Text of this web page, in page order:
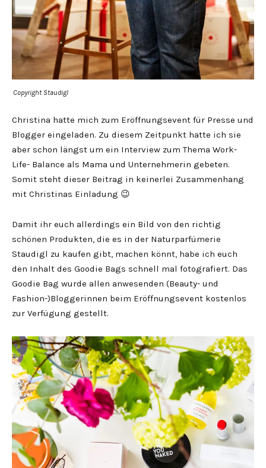
Copyright Staudigl
Christina hatte mich zum Eröffnungsevent für Presse und
Blogger eingeladen. Zu diesem Zeitpunkt hatte ich sie
aber schon längst um ein Interview zum Thema Work-
Life- Balance als Mama und Unternehmerin gebeten.
Somit steht dieser Beitrag in keinerlei Zusammenhang
mit Christinas Einladung 😉
Damit ihr euch allerdings ein Bild von den richtig
schönen Produkten, die es in der Naturparfümerie
Staudigl zu kaufen gibt, machen könnt, habe ich euch
den Inhalt des Goodie Bags schnell mal fotografiert. Das
Goodie Bag wurde allen anwesenden (Beauty- und
Fashion-)Bloggerinnen beim Eröffnungsevent kostenlos
zur Verfügung gestellt.